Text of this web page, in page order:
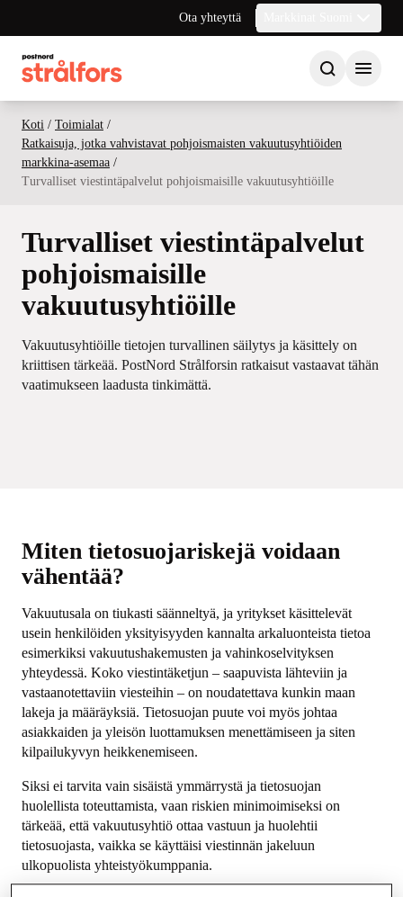
Ota yhteyttä
Koti / Toimialat /
Ratkaisuja, jotka vahvistavat pohjoismaisten vakuutusyhtiöiden
markkina-asemaa /
Turvalliset viestintäpalvelut pohjoismaisille vakuutusyhtiöille
Turvalliset viestintäpalvelut
pohjoismaisille
vakuutusyhtiöille
Vakuutusyhtiöille tietojen turvallinen säilytys ja käsittely on
kriittisen tärkeää. PostNord Strålforsin ratkaisut vastaavat tähän
vaatimukseen laadusta tinkimättä.
Miten tietosuojariskejä voidaan
vähentää?
Vakuutusala on tiukasti säänneltyä, ja yritykset käsittelevät
usein henkilöiden yksityisyyden kannalta arkaluonteista tietoa
esimerkiksi vakuutushakemusten ja vahinkoselvityksen
yhteydessä. Koko viestintäketjun – saapuvista lähteviin ja
vastaanotettaviin viesteihin – on noudatettava kunkin maan
lakeja ja määräyksiä. Tietosuojan puute voi myös johtaa
asiakkaiden ja yleisön luottamuksen menettämiseen ja siten
kilpailukyvyn heikkenemiseen.
Siksi ei tarvita vain sisäistä ymmärrystä ja tietosuojan
huolellista toteuttamista, vaan riskien minimoimiseksi on
tärkeää, että vakuutusyhtiö ottaa vastuun ja huolehtii
tietosuojasta, vaikka se käyttäisi viestinnän jakeluun
ulkopuolista yhteistyökumppania.